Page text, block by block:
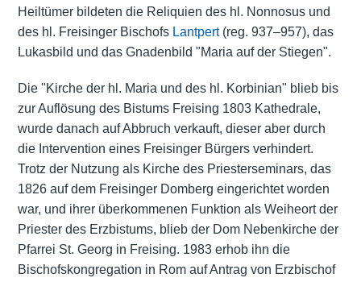
Heiltümer bildeten die Reliquien des hl. Nonnosus und
des hl. Freisinger Bischofs Lantpert(reg. 937–957), das
Lukasbild und das Gnadenbild "Maria auf der Stiegen".
Die "Kirche der hl. Maria und des hl. Korbinian" blieb bis
zur Auflösung des Bistums Freising 1803 Kathedrale,
wurde danach auf Abbruch verkauft, dieser aber durch
die Intervention eines Freisinger Bürgers verhindert.
Trotz der Nutzung als Kirche des Priesterseminars, das
1826 auf dem Freisinger Domberg eingerichtet worden
war, und ihrer überkommenen Funktion als Weiheort der
Priester des Erzbistums, blieb der Dom Nebenkirche der
Pfarrei St. Georg in Freising. 1983 erhob ihn die
Bischofskongregation in Rom auf Antrag von Erzbischof